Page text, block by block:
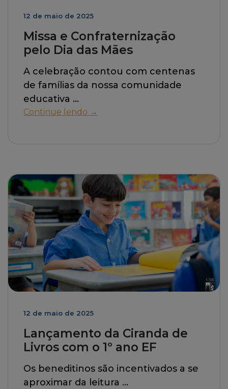
12 de maio de 2025
Missa e Confraternização
pelo Dia das Mães
A celebração contou com centenas
de famílias da nossa comunidade
educativa
Continue lendo →
12 de maio de 2025
Lançamento da Ciranda de
Livros com o 1º ano EF
Os beneditinos são incentivados a se
aproximar da leitura